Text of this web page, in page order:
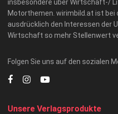
insbesondere über Wirtschaft-/
Motorthemen. wirimbild.at ist
ausdrücklich den Interessen der
Wirtschaft so mehr Stellenwert
Folgen Sie uns auf den sozialen
Unsere Verlagsprodukte